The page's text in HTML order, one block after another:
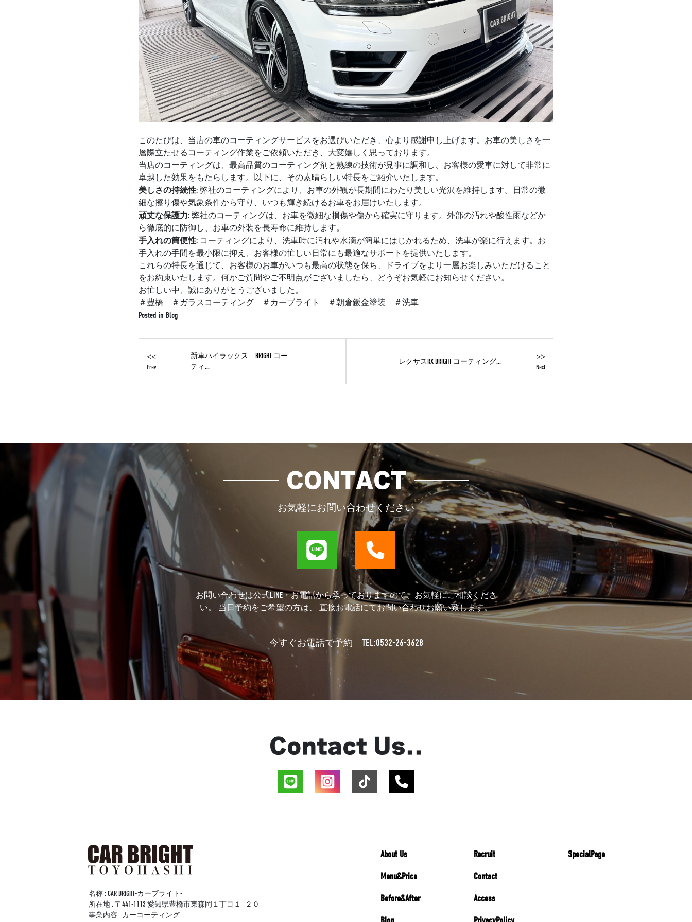
このたびは、当店の車のコーティングサービスをお選びいただき、心より感謝申し上げます。お車の美しさを一
層際立たせるコーティング作業をご依頼いただき、大変嬉しく思っております。
当店のコーティングは、最高品質のコーティング剤と熟練の技術が見事に調和し、お客様の愛車に対して非常に
卓越した効果をもたらします。以下に、その素晴らしい特長をご紹介いたします。
美しさの持続性: 弊社のコーティングにより、お車の外観が長期間にわたり美しい光沢を維持します。日常の微
細な擦り傷や気象条件から守り、いつも輝き続けるお車をお届けいたします。
頑丈な保護力: 弊社のコーティングは、お車を微細な損傷や傷から確実に守ります。外部の汚れや酸性雨などか
ら徹底的に防御し、お車の外装を長寿命に維持します。
手入れの簡便性: コーティングにより、洗車時に汚れや水滴が簡単にはじかれるため、洗車が楽に行えます。お
手入れの手間を最小限に抑え、お客様の忙しい日常にも最適なサポートを提供いたします。
これらの特長を通じて、お客様のお車がいつも最高の状態を保ち、ドライブをより一層お楽しみいただけること
をお約束いたします。何かご質問やご不明点がございましたら、どうぞお気軽にお知らせください。
お忙しい中、誠にありがとうございました。
＃豊橋 ＃ガラスコーティング ＃カーブライト ＃朝倉鈑金塗装 ＃洗車
Posted in Blog
<<
Prev
新車ハイラックス BRIGHT コー
ティ...
>>
Next
レクサスRX BRIGHT コーティング...
CONTACT
お気軽にお問い合わせください
お問い合わせは公式LINE・お電話から承っておりますので、お気軽にご相談くださ
い。 当日予約をご希望の方は、 直接お電話にてお問い合わせお願い致します。
今すぐお電話で予約 TEL:0532-26-3628
Contact Us..
名称 : CAR BRIGHT-カーブライト-
所在地 : 〒441-1113 愛知県豊橋市東森岡１丁目１−２０
事業内容 : カーコーティング
About Us
Menu&Price
Before&After
Recruit
Contact
Access
SpecialPage